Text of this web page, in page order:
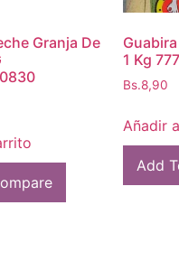
Granja De
1 Kg
Bs.8,90
Añadir
Add